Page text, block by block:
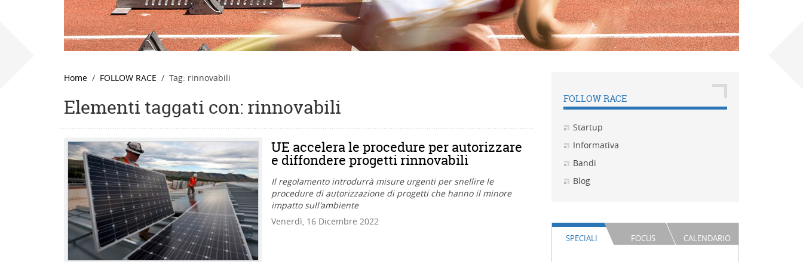
Home FOLLOW RACE Tag: rinnovabili
Elementi taggati con: rinnovabili
UE accelera le procedure per autorizzare
e diffondere progetti rinnovabili
Il regolamento introdurrà misure urgenti per snellire le
procedure di autorizzazione di progetti che hanno il minore
impatto sull'ambiente
Venerdì, 16 Dicembre 2022
FOLLOW RACE
Startup
Informativa
Bandi
Blog
SPECIALI FOCUS CALENDARIO